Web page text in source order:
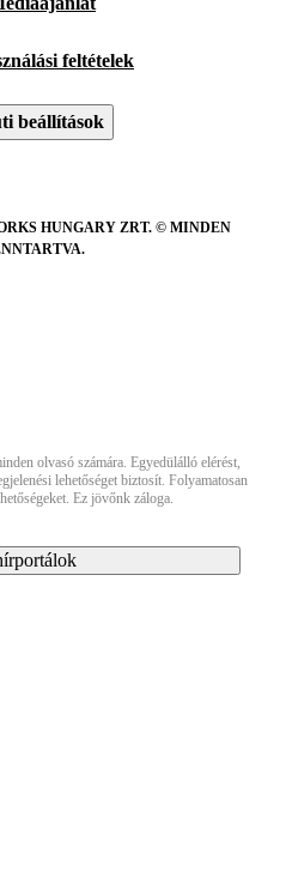
feltételek
beállítások
HUNGARY ZRT. © MINDEN
olvasó számára. Egyedülálló elérést,
lehetőséget biztosít. Folyamatosan
Ez jövőnk záloga.